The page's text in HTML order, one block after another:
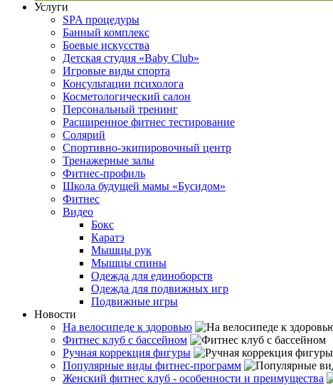
Услуги
SPA процедуры
Банный комплекс
Боевые искусства
Детская студия «Baby Club»
Игровые виды спорта
Консультации психолога
Косметологический салон
Персональный тренинг
Расширенное фитнес тестирование
Солярий
Спортивно-экипировочный центр
Тренажерные залы
Фитнес-профиль
Школа будущей мамы «Бусидом»
Фитнес
Видео
Бокс
Каратэ
Мышцы рук
Мышцы спины
Одежда для единоборств
Одежда для подвижных игр
Подвижные игры
Новости
На велосипеде к здоровью
Фитнес клуб с бассейном
Ручная коррекция фигуры
Популярные виды фитнес-программ
Женский фитнес клуб - особенности и преимущества